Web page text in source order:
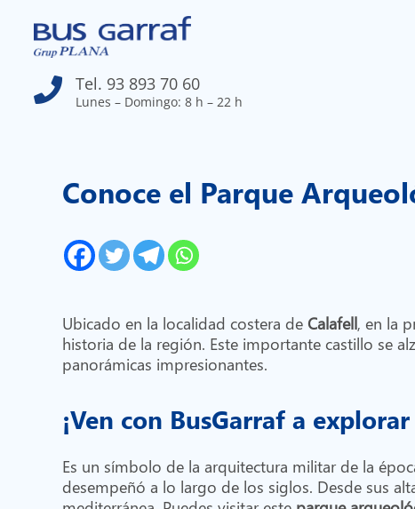
 Tel. 93 893 70 60
Lunes – Domingo: 8 h – 22 h
Conoce el Parque
Ubicado en la localidad costera de Calafell, en la
historia de la región. Este importante castillo se
panorámicas impresionantes.
¡Ven con BusGarraf a
Es un símbolo de la arquitectura militar de la
desempeñó a lo largo de los siglos. Desde sus